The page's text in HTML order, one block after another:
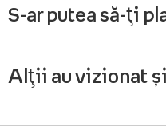
S-ar putea să-ți
Alții au vizionat și